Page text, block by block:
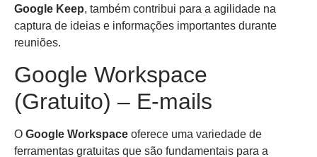
Google Keep, também contribui para a agilidade na
captura de ideias e informações importantes durante
reuniões.
Google Workspace
(Gratuito) – E-mails
O Google Workspace oferece uma variedade de
ferramentas gratuitas que são fundamentais para a